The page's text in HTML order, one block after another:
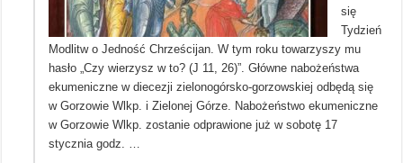
się
Tydzień
Modlitw o Jedność Chrześcijan. W tym roku towarzyszy mu
hasło „Czy wierzysz w to? (J 11, 26)”. Główne nabożeństwa
ekumeniczne w diecezji zielonogórsko-gorzowskiej odbędą się
w Gorzowie Wlkp. i Zielonej Górze. Nabożeństwo ekumeniczne
w Gorzowie Wlkp. zostanie odprawione już w sobotę 17
stycznia godz. …